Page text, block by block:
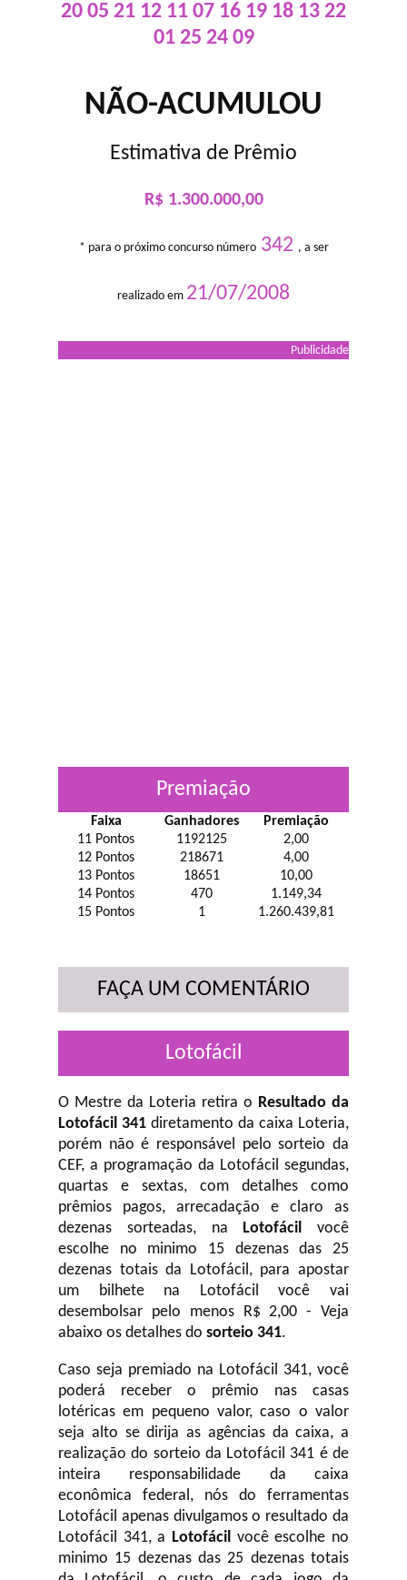
20 05 21 12 11 07 16 19 18 13 22
01 25 24 09
NÃO-ACUMULOU
Estimativa de Prêmio
R$ 1.300.000,00
* para o próximo concurso número342 , a ser
realizado em 21/07/2008
Publicidade
Premiação
Faixa Ganhadores
Premiação
11 Pontos
1192125
2,00
12 Pontos
218671
4,00
13 Pontos
18651
10,00
14 Pontos
470
1.149,34
15 Pontos
1 1.260.439,81
FAÇA UM COMENTÁRIO
Lotofácil
O Mestre da Loteria retira o Resultado da
Lotofácil 341 diretamento da caixa Loteria,
porém não é responsável pelo sorteio da
CEF, a programação da Lotofácil segundas,
quartas e sextas, com detalhes como
prêmios pagos, arrecadação e claro as
dezenas sorteadas, na Lotofácil você
escolhe no minimo 15 dezenas das 25
dezenas totais da Lotofácil, para apostar
um bilhete na Lotofácil você vai
desembolsar pelo menos R$ 2,00 - Veja
abaixo os detalhes do sorteio 341.
Caso seja premiado na Lotofácil 341, você
poderá receber o prêmio nas casas
lotéricas em pequeno valor, caso o valor
seja alto se dirija as agências da caixa, a
realização do sorteio da Lotofácil 341 é de
inteira responsabilidade da caixa
econômica federal, nós do ferramentas
Lotofácil apenas divulgamos o resultado da
Lotofácil 341, a Lotofácil você escolhe no
minimo 15 dezenas das 25 dezenas totais